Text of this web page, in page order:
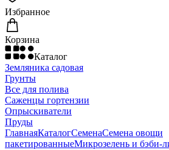
Избранное
Корзина
Каталог
Земляника садовая
Грунты
Все для полива
Саженцы гортензии
Опрыскиватели
Пруды
ГлавнаяКаталогСеменаСемена овощи
пакетированныеМикрозелень и бэби-